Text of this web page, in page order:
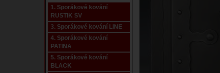
1. Sporákové kování
RUSTIK SV
3. Sporákové kování LINE
4. Sporákové kování
PATINA
5. Sporákové kování
BLACK